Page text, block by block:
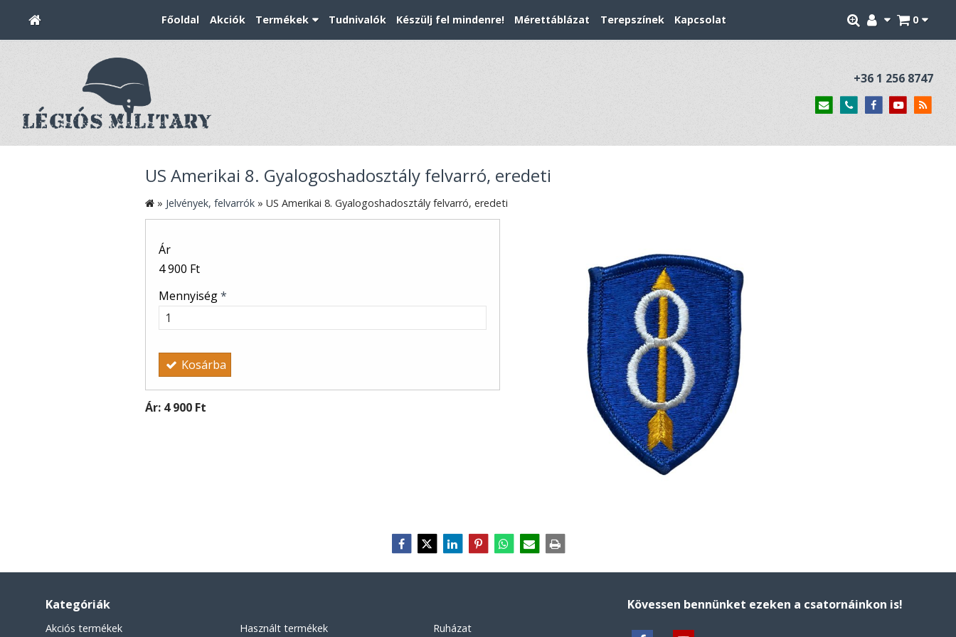
0
Főoldal Akciók Termékek Tudnivalók Készülj fel mindenre! Mérettáblázat Terepszínek Kapcsolat
+36 1 256 8747
US Amerikai 8. Gyalogoshadosztály felvarró, eredeti
» Jelvények, felvarrók » US Amerikai 8. Gyalogoshadosztály felvarró, eredeti
Ár
4 900 Ft
Mennyiség*
Kosárba
Ár: 4 900 Ft
Kategóriák
Akciós termékek
Használt termékek
Ruházat
Kövessen bennünket ezeken a csatornáinkon is!